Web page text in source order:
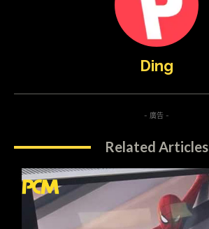
Ding
- 廣告 -
Related Articles